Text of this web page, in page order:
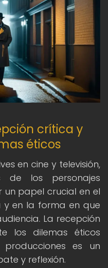
crítica y
éticos
en cine y televisión,
de los personajes
un papel crucial en el
en la forma en que
La recepción
los dilemas éticos
es un
y reflexión.